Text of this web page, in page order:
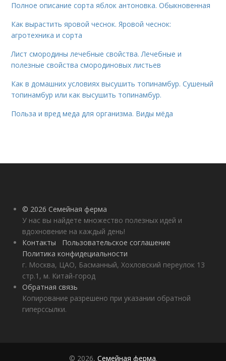
Полное описание сорта яблок антоновка. Обыкновенная
Как вырастить яровой чеснок. Яровой чеснок:
агротехника и сорта
Лист смородины лечебные свойства. Лечебные и
полезные свойства смородиновых листьев
Как в домашних условиях высушить топинамбур. Сушеный
топинамбур или как высушить топинамбур.
Польза и вред меда для организма. Виды мёда
© 2026 Семейная ферма
У нас вы найдете множество полезных идей и
вдохновение на каждый день!
Контакты
Пользовательское соглашение
Политика конфидециальности
г. Москва, ЦАО, Басманный, Хохловский переулок 13
стр.1, м. Китай-город
Обратная связь
Копирование разрешено при указании обратной
гиперссылки.
© 2026, Семейная ферма.